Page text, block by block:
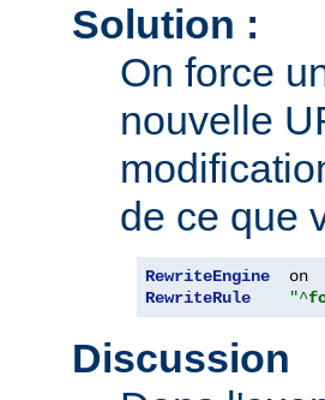
Solution :
On force
nouvelle
de ce que
RewriteEngine
RewriteRule
"^
Discussion